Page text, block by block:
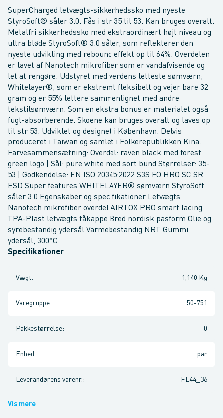
SuperCharged letvægts-sikkerhedssko med nyeste
StyroSoft® såler 3.0. Fås i str 35 til 53. Kan bruges overalt.
Metalfri sikkerhedssko med ekstraordinært højt niveau og
ultra bløde StyroSoft® 3.0 såler, som reflekterer den
nyeste udvikling med rebound effekt op til 64%. Overdelen
er lavet af Nanotech mikrofiber som er vandafvisende og
let at rengøre. Udstyret med verdens letteste sømværn;
Whitelayer®, som er ekstremt fleksibelt og vejer bare 32
gram og er 55% lettere sammenlignet med andre
tekstilsømværn. Som en ekstra bonus er materialet også
fugt-absorberende. Skoene kan bruges overalt og laves op
til str 53. Udviklet og designet i København. Delvis
produceret i Taiwan og samlet i Folkerepublikken Kina.
Farvesammensætning: Overdel: raven black med forest
green logo | Sål: pure white med sort bund Størrelser: 35-
53 | Godkendelse: EN ISO 20345:2022 S3S FO HRO SC SR
ESD Super features WHITELAYER® sømværn StyroSoft
såler 3.0 Egenskaber og specifikationer Letvægts
Nanotech mikrofiber overdel AIRTOX PRO smart lacing
TPA-Plast letvægts tåkappe Bred nordisk pasform Olie og
syrebestandig ydersål Varmebestandig NRT Gummi
ydersål, 300°C
Specifikationer
Vægt: 1,140 Kg
Varegruppe: 50-751
Pakkestørrelse: 0
Enhed : par
Leverandørens varenr. : FL44_36
Vis mere